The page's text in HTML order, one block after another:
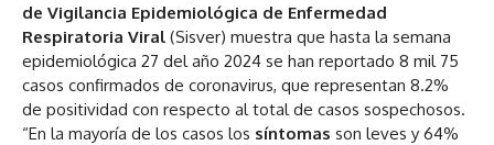
de Vigilancia Epidemiológica de Enfermedad
Respiratoria Viral (Sisver) muestra que hasta la semana
epidemiológica 27 del año 2024 se han reportado 8 mil 75
casos confirmados de coronavirus, que representan 8.2%
de positividad con respecto al total de casos sospechosos.
“En la mayoría de los casos los síntomas son leves y 64%